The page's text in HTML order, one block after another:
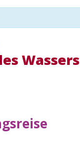
Wassers